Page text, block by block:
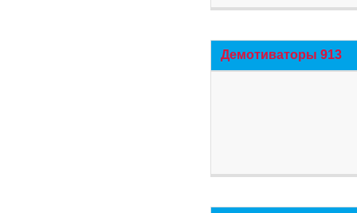
Демотиваторы 913